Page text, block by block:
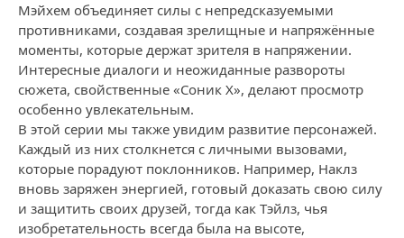
Мэйхем объединяет силы с непредсказуемыми
противниками, создавая зрелищные и напряжённые
моменты, которые держат зрителя в напряжении.
Интересные диалоги и неожиданные развороты
сюжета, свойственные «Соник X», делают просмотр
особенно увлекательным.
В этой серии мы также увидим развитие персонажей.
Каждый из них столкнется с личными вызовами,
которые порадуют поклонников. Например, Наклз
вновь заряжен энергией, готовый доказать свою силу
и защитить своих друзей, тогда как Тэйлз, чья
изобретательность всегда была на высоте,